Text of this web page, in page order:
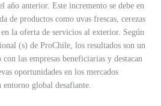
año anterior. Este incremento se debe en
de productos como uvas frescas, cerezas
la oferta de servicios al exterior. Según
(s) de ProChile, los resultados son un
las empresas beneficiarias y destacan
oportunidades en los mercados
entorno global desafiante.